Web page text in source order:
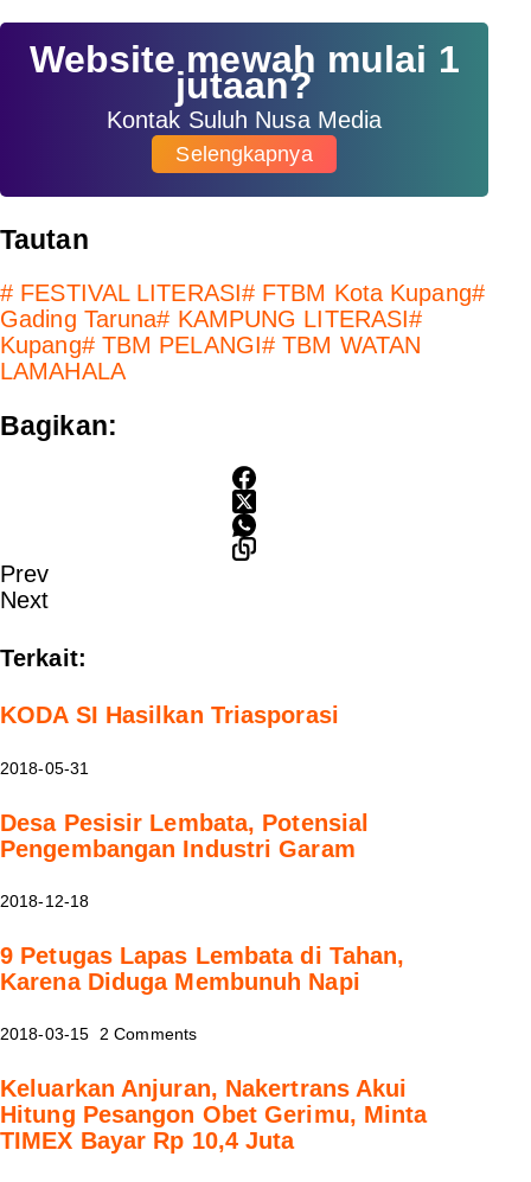
Website mewah mulai 1
jutaan?
Kontak Suluh Nusa Media
Selengkapnya
Tautan
# FESTIVAL LITERASI# FTBM Kota Kupang#
Gading Taruna# KAMPUNG LITERASI#
Kupang#TBM PELANGI# TBM WATAN
LAMAHALA
Bagikan:
Prev
Next
Terkait:
KODA SI Hasilkan Triasporasi
2018-05-31
Desa Pesisir Lembata, Potensial
Pengembangan Industri Garam
2018-12-18
9 Petugas Lapas Lembata di Tahan,
Karena Diduga Membunuh Napi
2018-03-15 2 Comments
Keluarkan Anjuran, Nakertrans Akui
Hitung Pesangon Obet Gerimu, Minta
TIMEX Bayar Rp 10,4 Juta